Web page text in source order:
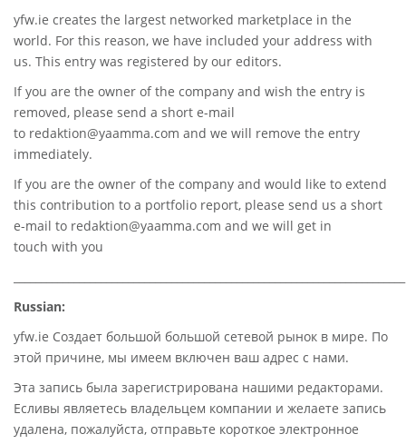
yfw.ie creates the largest networked marketplace in the
world. For this reason, we have included your address with
us. This entry was registered by our editors.
If you are the owner of the company and wish the entry is
removed, please send a short e-mail
to redaktion@yaamma.com and we will remove the entry
immediately.
If you are the owner of the company and would like to extend
this contribution to a portfolio report, please send us a short
e-mail to redaktion@yaamma.com and we will get in
touch with you
Russian:
yfw.ie Создает большой большой сетевой рынок в мире. По
этой причине, мы имеем включен ваш адрес с нами.
Эта запись была зарегистрирована нашими редакторами.
Есливы являетесь владельцем компании и желаете запись
удалена, пожалуйста, отправьте короткое электронное